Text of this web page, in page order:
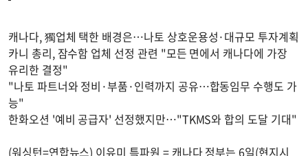
캐나다, 獨업체 택한 배경은…나토 상호운용성·대규모 투자계획
카니 총리, 잠수함 업체 선정 관련 "모든 면에서 캐나다에 가장
유리한 결정"
"나토 파트너와 정비·부품·인력까지 공유…합동임무 수행도 가
능"
한화오션 '예비 공급자' 선정했지만…"TKMS와 합의 도달 기대"
(워싱턴=연합뉴스) 이유미 특파원 = 캐나다 정부는 6일(현지시